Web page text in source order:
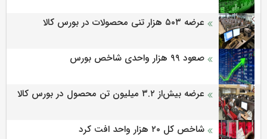
عرضه ۵۰۳ هزار تنی محصولات در بورس کالا
صعود ۹۹ هزار واحدی شاخص بورس
عرضه بیش‌از ۳.۲ میلیون تن محصول در بورس کالا
شاخص کل ۲۰ هزار واحد افت کرد